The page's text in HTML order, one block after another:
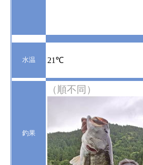
水温 21℃
釣果
（順不同）